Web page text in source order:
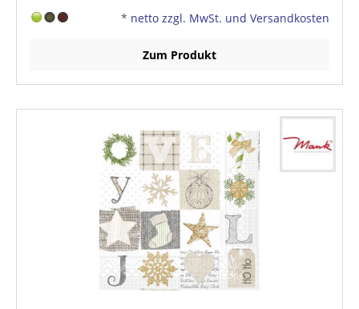
* netto zzgl. MwSt. und Versandkosten
Zum Produkt